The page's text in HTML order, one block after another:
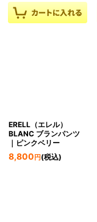
ERELL（エレル）
BLANC ブランパンツ
｜ピンクベリー
8,800 円 (税込)